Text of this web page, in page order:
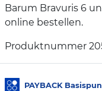
Barum Bravuris 6
online bestellen.
Produktnummer
PAYBACK